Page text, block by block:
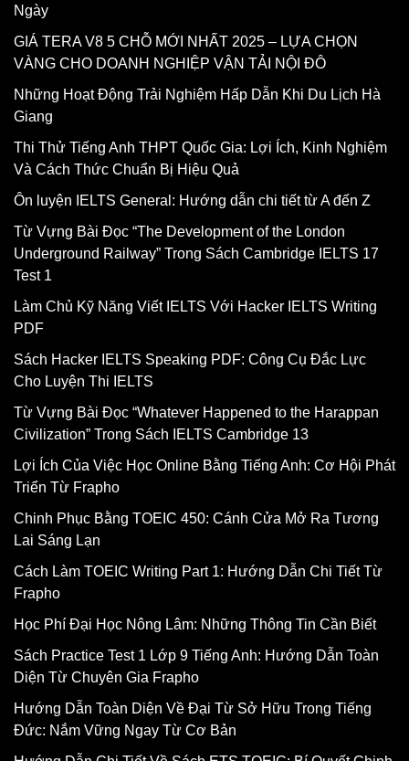
Ngày
GIÁ TERA V8 5 CHỖ MỚI NHẤT 2025 – LỰA CHỌN
VÀNG CHO DOANH NGHIỆP VẬN TẢI NỘI ĐÔ
Những Hoạt Động Trải Nghiệm Hấp Dẫn Khi Du Lịch Hà
Giang
Thi Thử Tiếng Anh THPT Quốc Gia: Lợi Ích, Kinh Nghiệm
Và Cách Thức Chuẩn Bị Hiệu Quả
Ôn luyện IELTS General: Hướng dẫn chi tiết từ A đến Z
Từ Vựng Bài Đọc “The Development of the London
Underground Railway” Trong Sách Cambridge IELTS 17
Test 1
Làm Chủ Kỹ Năng Viết IELTS Với Hacker IELTS Writing
PDF
Sách Hacker IELTS Speaking PDF: Công Cụ Đắc Lực
Cho Luyện Thi IELTS
Từ Vựng Bài Đọc “Whatever Happened to the Harappan
Civilization” Trong Sách IELTS Cambridge 13
Lợi Ích Của Việc Học Online Bằng Tiếng Anh: Cơ Hội Phát
Triển Từ Frapho
Chinh Phục Bằng TOEIC 450: Cánh Cửa Mở Ra Tương
Lai Sáng Lạn
Cách Làm TOEIC Writing Part 1: Hướng Dẫn Chi Tiết Từ
Frapho
Học Phí Đại Học Nông Lâm: Những Thông Tin Cần Biết
Sách Practice Test 1 Lớp 9 Tiếng Anh: Hướng Dẫn Toàn
Diện Từ Chuyên Gia Frapho
Hướng Dẫn Toàn Diện Về Đại Từ Sở Hữu Trong Tiếng
Đức: Nắm Vững Ngay Từ Cơ Bản